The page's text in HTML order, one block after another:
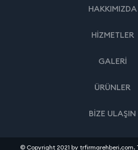
HAKKIMIZDA
HİZMETLER
GALERİ
ÜRÜNLER
BİZE ULAŞIN
© Copyright 2021 by trfirmarehberi.com.